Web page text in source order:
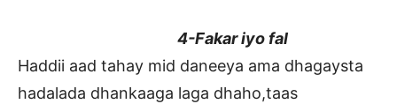
4-Fakar iyo fal
Haddii aad tahay mid daneeya ama dhagaysta
hadalada dhankaaga laga dhaho,taas